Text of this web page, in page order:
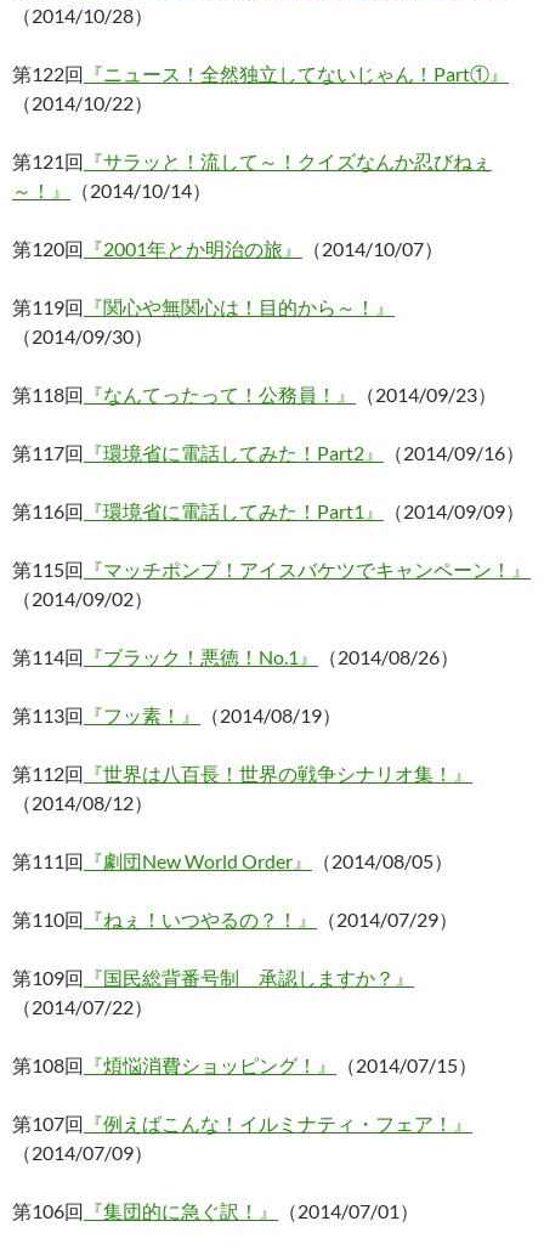
（2014/10/28）
第122回 『ニュース！全然独立してないじゃん！Part①』
（2014/10/22）
第121回 『サラッと！流して～！クイズなんか忍びねぇ
～！』
（2014/10/14）
第120回 『2001年とか明治の旅』 （2014/10/07）
第119回 『関心や無関心は！目的から～！』
（2014/09/30）
第118回 『なんてったって！公務員！』 （2014/09/23）
第117回 『環境省に電話してみた！Part2』 （2014/09/16）
第116回 『環境省に電話してみた！Part1』 （2014/09/09）
第115回 『マッチポンプ！アイスバケツでキャンペーン！』
（2014/09/02）
第114回 『ブラック！悪徳！No.1』 （2014/08/26）
第113回 『フッ素！』 （2014/08/19）
第112回 『世界は八百長！世界の戦争シナリオ集！』
（2014/08/12）
第111回 『劇団New World Order』 （2014/08/05）
第110回 『ねぇ！いつやるの？！』 （2014/07/29）
第109回 『国民総背番号制 承認しますか？』
（2014/07/22）
第108回 『煩悩消費ショッピング！』 （2014/07/15）
第107回 『例えばこんな！イルミナティ・フェア！』
（2014/07/09）
第106回 『集団的に急ぐ訳！』 （2014/07/01）